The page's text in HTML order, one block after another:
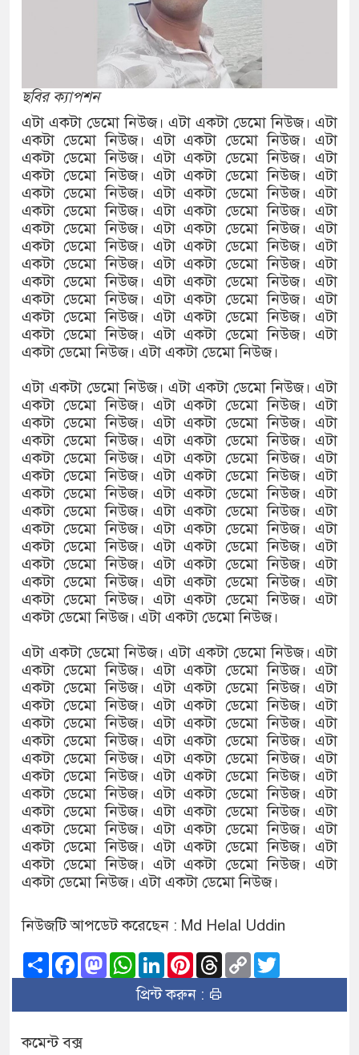
ছবির ক্যাপশন
এটা একটা ডেমো নিউজ। এটা একটা ডেমো নিউজ। এটা
একটা ডেমো নিউজ। এটা একটা ডেমো নিউজ। এটা
একটা ডেমো নিউজ। এটা একটা ডেমো নিউজ। এটা
একটা ডেমো নিউজ। এটা একটা ডেমো নিউজ। এটা
একটা ডেমো নিউজ। এটা একটা ডেমো নিউজ। এটা
একটা ডেমো নিউজ। এটা একটা ডেমো নিউজ। এটা
একটা ডেমো নিউজ। এটা একটা ডেমো নিউজ। এটা
একটা ডেমো নিউজ। এটা একটা ডেমো নিউজ। এটা
একটা ডেমো নিউজ। এটা একটা ডেমো নিউজ। এটা
একটা ডেমো নিউজ। এটা একটা ডেমো নিউজ। এটা
একটা ডেমো নিউজ। এটা একটা ডেমো নিউজ। এটা
একটা ডেমো নিউজ। এটা একটা ডেমো নিউজ। এটা
একটা ডেমো নিউজ। এটা একটা ডেমো নিউজ। এটা
একটা ডেমো নিউজ। এটা একটা ডেমো নিউজ।
এটা একটা ডেমো নিউজ। এটা একটা ডেমো নিউজ। এটা
একটা ডেমো নিউজ। এটা একটা ডেমো নিউজ। এটা
একটা ডেমো নিউজ। এটা একটা ডেমো নিউজ। এটা
একটা ডেমো নিউজ। এটা একটা ডেমো নিউজ। এটা
একটা ডেমো নিউজ। এটা একটা ডেমো নিউজ। এটা
একটা ডেমো নিউজ। এটা একটা ডেমো নিউজ। এটা
একটা ডেমো নিউজ। এটা একটা ডেমো নিউজ। এটা
একটা ডেমো নিউজ। এটা একটা ডেমো নিউজ। এটা
একটা ডেমো নিউজ। এটা একটা ডেমো নিউজ। এটা
একটা ডেমো নিউজ। এটা একটা ডেমো নিউজ। এটা
একটা ডেমো নিউজ। এটা একটা ডেমো নিউজ। এটা
একটা ডেমো নিউজ। এটা একটা ডেমো নিউজ। এটা
একটা ডেমো নিউজ। এটা একটা ডেমো নিউজ। এটা
একটা ডেমো নিউজ। এটা একটা ডেমো নিউজ।
এটা একটা ডেমো নিউজ। এটা একটা ডেমো নিউজ। এটা
একটা ডেমো নিউজ। এটা একটা ডেমো নিউজ। এটা
একটা ডেমো নিউজ। এটা একটা ডেমো নিউজ। এটা
একটা ডেমো নিউজ। এটা একটা ডেমো নিউজ। এটা
একটা ডেমো নিউজ। এটা একটা ডেমো নিউজ। এটা
একটা ডেমো নিউজ। এটা একটা ডেমো নিউজ। এটা
একটা ডেমো নিউজ। এটা একটা ডেমো নিউজ। এটা
একটা ডেমো নিউজ। এটা একটা ডেমো নিউজ। এটা
একটা ডেমো নিউজ। এটা একটা ডেমো নিউজ। এটা
একটা ডেমো নিউজ। এটা একটা ডেমো নিউজ। এটা
একটা ডেমো নিউজ। এটা একটা ডেমো নিউজ। এটা
একটা ডেমো নিউজ। এটা একটা ডেমো নিউজ। এটা
একটা ডেমো নিউজ। এটা একটা ডেমো নিউজ। এটা
একটা ডেমো নিউজ। এটা একটা ডেমো নিউজ।
নিউজটি আপডেট করেছেন : Md Helal Uddin
ShareFacebook
Mastodon
WhatsApp
LinkedInPinterest
Threads
Copy
Link
প্রিন্ট করুন :
কমেন্ট বক্স